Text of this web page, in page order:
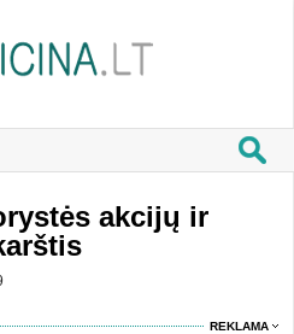
akcijų ir
REKLAMA